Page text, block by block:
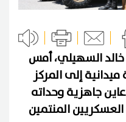
خالد السهيلي، أمس
2026، زيارة ميدانية إلى المركز
جاهزية وحداته
المنتمين